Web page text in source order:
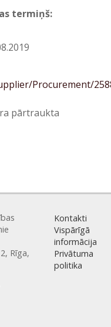
termiņš:
Procurement/
pārtraukta
Rīga,
Kontakti
Vispārīgā
informācija
Privātuma
politika